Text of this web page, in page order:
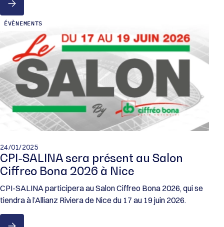
ÉVÈNEMENTS
24/01/2025
CPI-SALINA sera présent au Salon
Ciffreo Bona 2026 à Nice
CPI-SALINA participera au Salon Ciffreo Bona 2026, qui se
tiendra à l’Allianz Riviera de Nice du 17 au 19 juin 2026.